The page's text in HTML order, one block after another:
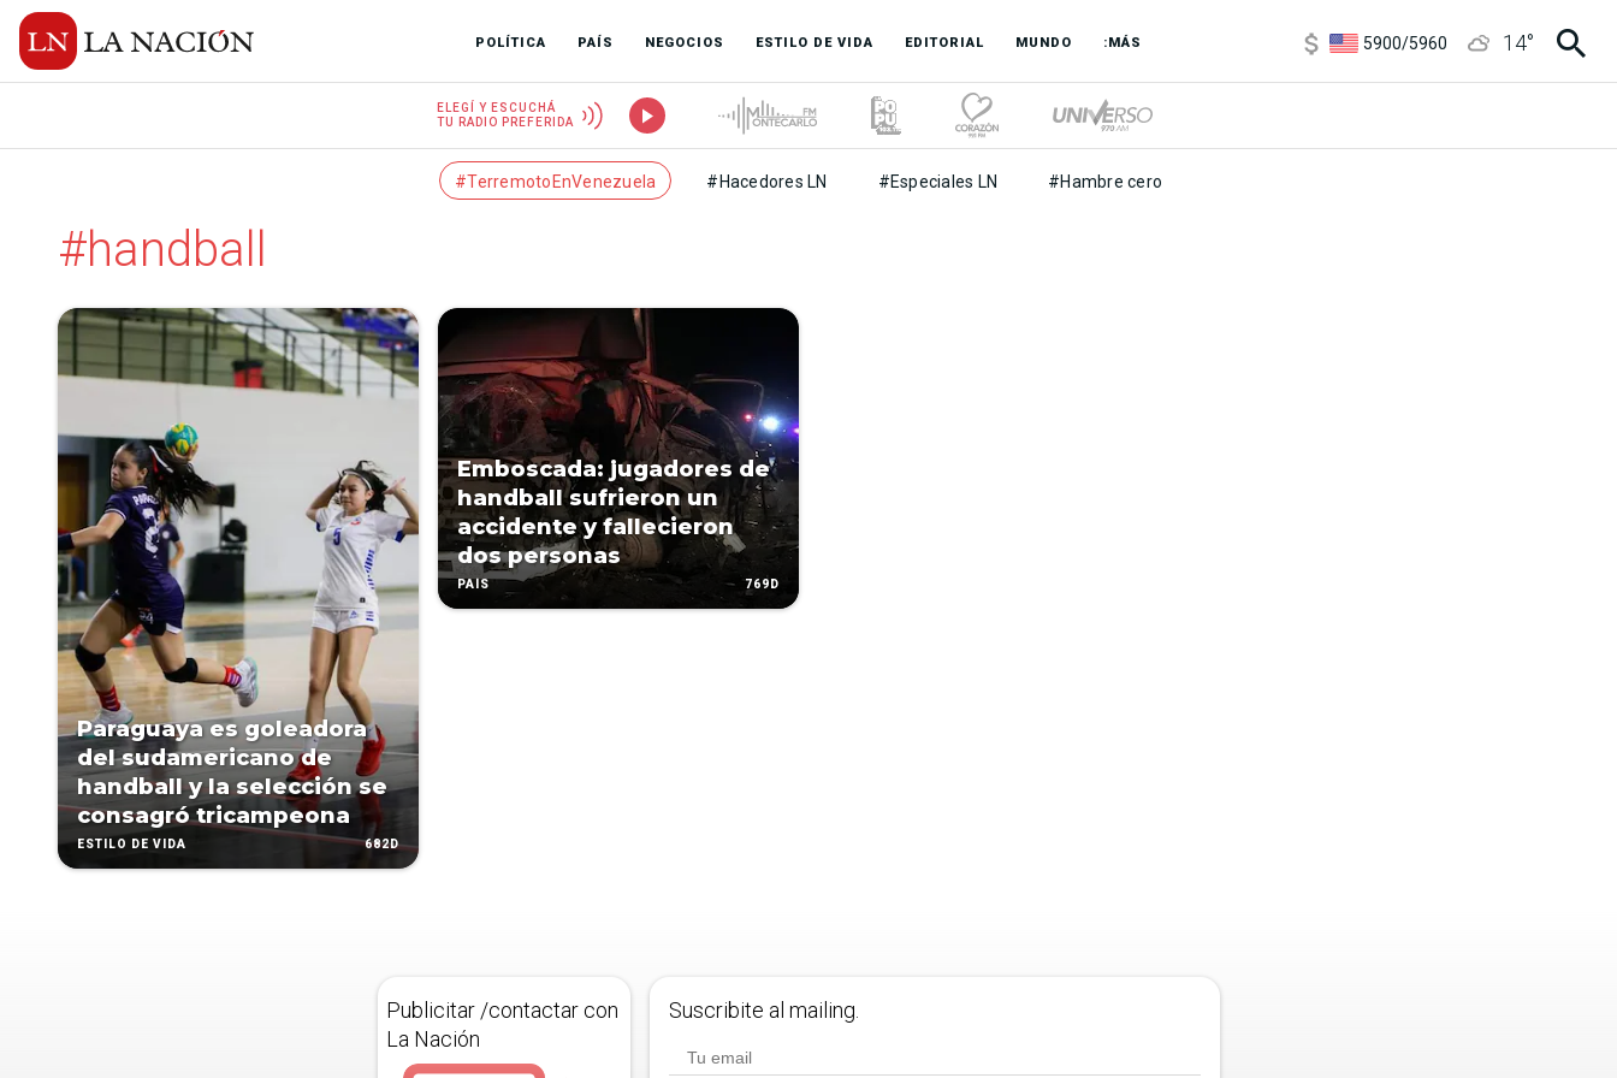
POLÍTICA PAÍS NEGOCIOS ESTILO DE VIDA EDITORIAL MUNDO :MÁS
5900/5960
14°
ELEGÍ Y ESCUCHÁ
TU RADIO PREFERIDA
#TerremotoEnVenezuela #Hacedores LN #Especiales LN #Hambre cero
#handball
Paraguaya es goleadora
del sudamericano de
handball y la selección se
consagró tricampeona
ESTILO DE VIDA 682D
Emboscada: jugadores de
handball sufrieron un
accidente y fallecieron
dos personas
PAÍS 769D
Publicitar /contactar con
La Nación
Suscribite al mailing.